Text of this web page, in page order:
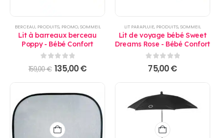
BERCEAU, PRODUITS, PROMO,SOMMEIL
Lit à barreaux berceau
Poppy - Bébé Confort
sur 5
159,00€ Le
prix
initial
était :
159,00 €.
135,00€Le
actuel
135,00 €.
LIT PARAPLUIE, PRODUITS,SOMMEIL
Lit de voyage bébé Sweet
Dreams Rose - Bébé Confort
0sur 5
75,00€